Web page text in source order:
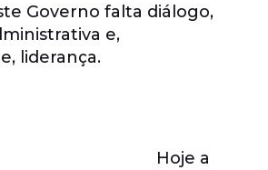
Governo falta diálogo,
e,
liderança.
Hoje a